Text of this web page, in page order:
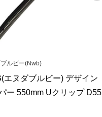
ルビー(Nwb)
エヌダブルビー) デザイン
ー 550mm Uクリップ D55